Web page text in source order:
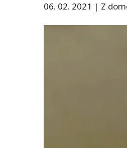
06. 02. 2021 | Z